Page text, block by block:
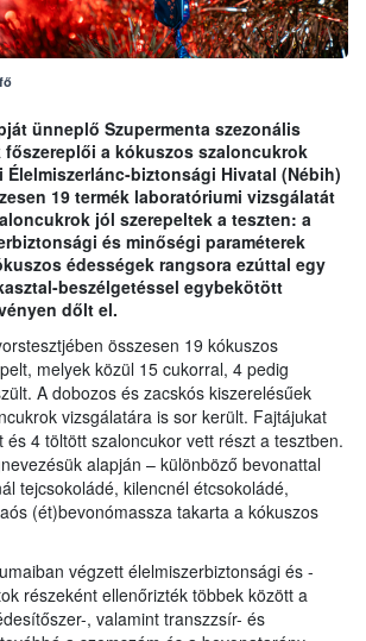
ünneplő Szupermenta szezonális
főszereplői a kókuszos szaloncukrok
Élelmiszerlánc-biztonsági Hivatal (Nébih)
19 termék laboratóriumi vizsgálatát
jól szerepeltek a teszten: a
és minőségi paraméterek
édességek rangsora ezúttal egy
beszélgetéssel egybekötött
dőlt el.
összesen 19 kókuszos
melyek közül 15 cukorral, 4 pedig
A dobozos és zacskós kiszerelésűek
vizsgálatára is sor került. Fajtájukat
és 4 töltött szaloncukor vett részt a tesztben.
alapján – különböző bevonattal
tejcsokoládé, kilencnél étcsokoládé,
(ét)bevonómassza takarta a kókuszos
végzett élelmiszerbiztonsági és -
részeként ellenőrizték többek között a
, valamint transzzsír- és